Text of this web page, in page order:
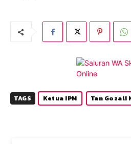
TAGS Ketua IPM Tan Gozali